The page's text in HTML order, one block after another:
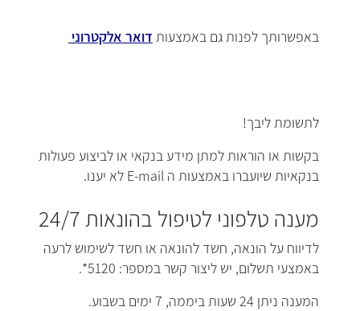
באפשרותך לפנות גם באמצעות דואר אלקטרוני
לתשומת ליבך!
בקשות או הוראות למתן מידע בנקאי או לביצוע פעולות
בנקאיות שיועברו באמצעות ה E-mail לא יענו.
מענה טלפוני לטיפול בהונאות 24/7
לדיווח על הונאה, חשד להונאה או חשד לשימוש לרעה
באמצעי תשלום, יש ליצור קשר במספר: 5120*.
המענה ניתן 24 שעות ביממה, 7 ימים בשבוע.